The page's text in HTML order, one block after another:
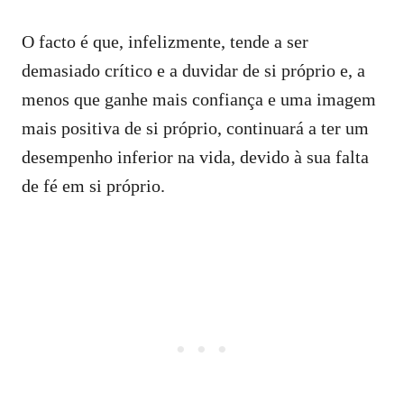
O facto é que, infelizmente, tende a ser
demasiado crítico e a duvidar de si próprio e, a
menos que ganhe mais confiança e uma imagem
mais positiva de si próprio, continuará a ter um
desempenho inferior na vida, devido à sua falta
de fé em si próprio.